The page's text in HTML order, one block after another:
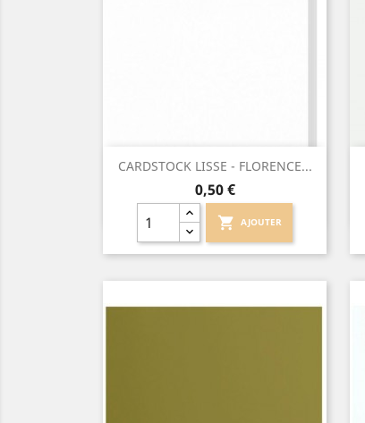
CARDSTOCK LISSE - FLORENCE...
Prix
0,50 €
shopping_cart AJOUTER
Aperçu rapide